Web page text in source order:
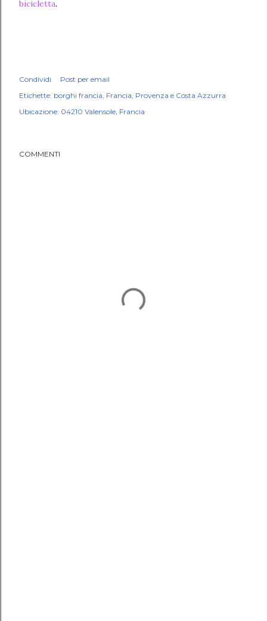
bicicletta.
Condividi
Post per email
Etichette: borghi francia Francia Provenza e Costa Azzurra
Ubicazione: 04210 Valensole, Francia
COMMENTI